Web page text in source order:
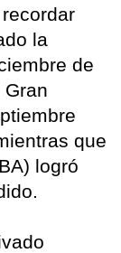
la
de
que
logró